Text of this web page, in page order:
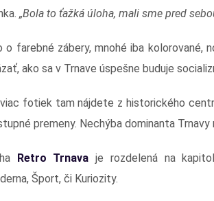
„Bola to ťažká úloha, mali sme pred
o farebné zábery, mnohé iba kolorované,
ako sa v Trnave úspešne buduje
fotiek tam nájdete z historického
premeny. Nechýba dominanta
Retro Trnava je rozdelená na
Šport, či Kuriozity.